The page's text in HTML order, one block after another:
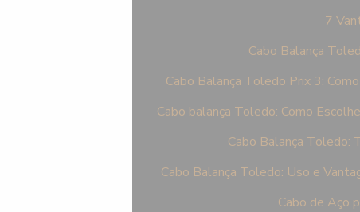
7
Cabo Balança
Cabo Balança Toledo Prix 3:
Cabo balança Toledo: Como
Cabo Balança Toledo:
Cabo Balança Toledo: Uso e
Cabo de Aço